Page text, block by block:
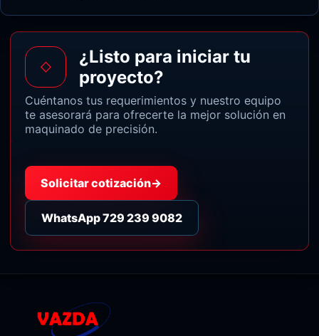
◇
¿Listo para iniciar tu
proyecto?
Cuéntanos tus requerimientos y nuestro equipo
te asesorará para ofrecerte la mejor solución en
maquinado de precisión.
Solicitar cotización→
WhatsApp 729 239 9082